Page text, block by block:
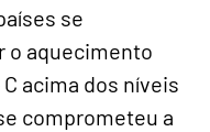
se
o aquecimento
acima dos níveis
comprometeu a